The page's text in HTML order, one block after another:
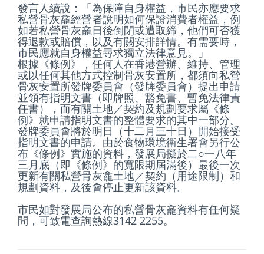
發言人續說：「為保障自身權益，市民亦應要求
私營骨灰龕經營者說明如何保證消費者權益，例
如若私營骨灰龕日後倒閉或遭取締，他們可否獲
得退款或賠償，以及有關安排詳情。有需要時，
市民應就自身權益尋求獨立法律意見。」
根據《條例》，任何人在香港營辦、維持、管理
或以任何其他方式控制骨灰安置所，都須向私營
骨灰安置所發牌委員會（發牌委員會）提出申請
並領有指明文書（即牌照、豁免書、暫免法律責
任書），而有關土地／契約及規劃要求屬《條
例》就申請指明文書的整體要求的其中一部分。
發牌委員會將於明日（十二月三十日）開始接受
指明文書的申請。由於食物環境衞生署會另行公
布《條例》實施的資料，發展局擬於二○一八年
三月底（即《條例》的寬限期屆滿後）最後一次
更新有關私營骨灰龕土地／契約（用途限制）和
規劃資料，及後會停止更新該資料。
市民如對發展局公布的私營骨灰龕資料有任何疑
問，可致電查詢熱線3142 2255。